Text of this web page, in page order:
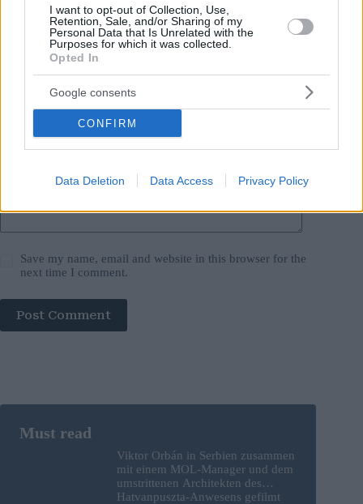
I want to opt-out of Collection, Use,
Retention, Sale, and/or Sharing of my
Personal Data that Is Unrelated with the
Purposes for which it was collected.
Opted In
Google consents
CONFIRM
Data Deletion Data Access Privacy Policy
*
*
Add Comment*
Save my name, email and website in this browser for the
next time I comment.
Post Comment
Viktor Orbán in Serbien zusammen
mit einem MOL-Manager und dem
umstrittenen Architekten des
Hatvanpuszta-Anwesens gefilmt